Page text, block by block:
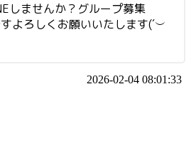
しませんか？グループ募集
ろしくお願いいたします(´︶
2026-02-04 08:01:33